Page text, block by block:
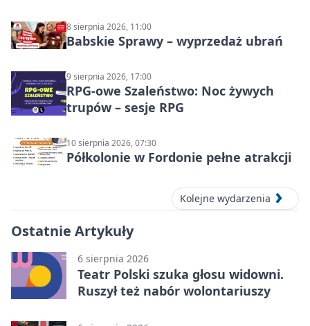
8 sierpnia 2026, 11:00
Babskie Sprawy – wyprzedaż ubrań
9 sierpnia 2026, 17:00
RPG-owe Szaleństwo: Noc żywych
trupów – sesje RPG
10 sierpnia 2026, 07:30
Półkolonie w Fordonie pełne atrakcji
Kolejne wydarzenia
Ostatnie Artykuły
6 sierpnia 2026
Teatr Polski szuka głosu widowni.
Ruszył też nabór wolontariuszy